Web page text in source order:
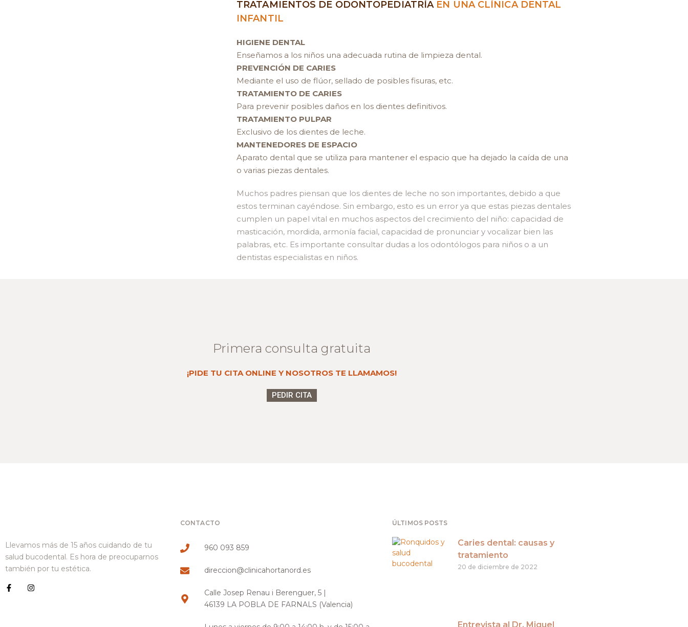
TRATAMIENTOS DE ODONTOPEDIATRÍA EN UNA CLÍNICA DENTAL
INFANTIL
HIGIENE DENTAL
Enseñamos a los niños una adecuada rutina de limpieza dental.
PREVENCIÓN DE CARIES
Mediante el uso de flúor, sellado de posibles fisuras, etc.
TRATAMIENTO DE CARIES
Para prevenir posibles daños en los dientes definitivos.
TRATAMIENTO PULPAR
Exclusivo de los dientes de leche.
MANTENEDORES DE ESPACIO
Aparato dental que se utiliza para mantener el espacio que ha dejado la caída de una
o varias piezas dentales.
Muchos padres piensan que los dientes de leche no son importantes, debido a que
estos terminan cayéndose. Sin embargo, esto es un error ya que estas piezas dentales
cumplen un papel vital en muchos aspectos del crecimiento del niño: capacidad de
masticación, mordida, armonía facial, capacidad de pronunciar y vocalizar bien las
palabras, etc. Es importante consultar dudas a los odontólogos para niños o a un
dentistas especialistas en niños.
Primera consulta gratuita
¡PIDE TU CITA ONLINE Y NOSOTROS TE LLAMAMOS!
PEDIR CITA
Llevamos más de 15 años cuidando de tu
salud bucodental. Es hora de preocuparnos
también por tu estética.
CONTACTO
960 093 859
direccion@clinicahortanord.es
Calle Josep Renau i Berenguer, 5​ |
46139 LA POBLA DE FARNALS (Valencia)
ÚLTIMOS POSTS
Caries dental: causas y
tratamiento
20 de diciembre de 2022
Entrevista al Dr. Miguel